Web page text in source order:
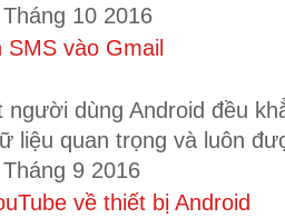
10 2016
vào Gmail
người dùng Android đều
liệu quan trọng và luôn
9 2016
về thiết bị Android